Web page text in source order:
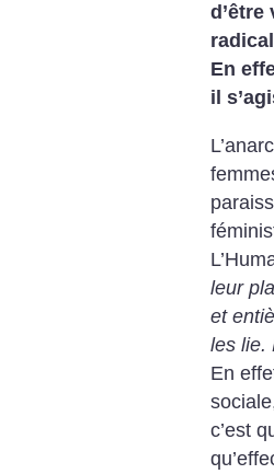
En
il
leur
et
les lie.
En
c’est